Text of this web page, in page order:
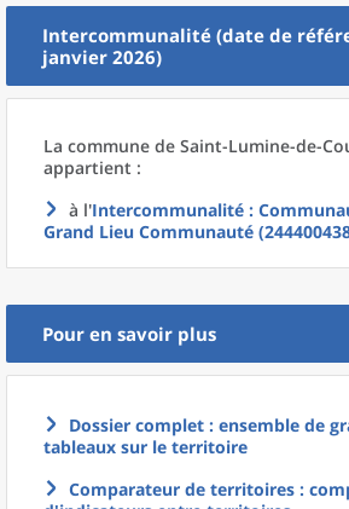
Intercommunalité (date de
janvier 2026)
La commune de Saint-Lumine-de-
appartient :
à l'Intercommunalité :
Grand Lieu Communauté
Pour en savoir plus
Dossier complet : ensemble de
tableaux sur le territoire
Comparateur de territoires :